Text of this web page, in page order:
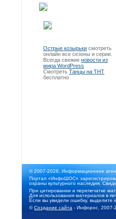
Острые козырьки смотреть
онлайн все сезоны и серии.
Всегда свежие новости из
мира WordPress
Смотреть Танцы на ТНТ
бесплатно
© 2007-2026, Информационное
Портал «ИнфоШОС»
охраны культурного наследия.
При цитировании и перепечатке
Для использования материалов в
Если вы увидели ошибку,
©Создание сайта - Инфорос, 2007-